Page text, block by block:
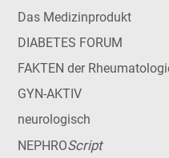
Das Medizinprodukt
DIABETES FORUM
FAKTEN der
GYN-AKTIV
neurologisch
NEPHROScript